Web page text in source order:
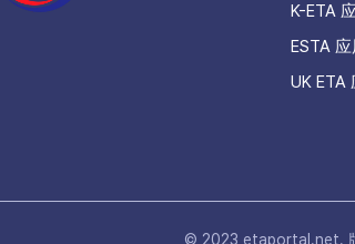
K-ETA
ESTA 应
UK ETA
© 2023 etaportal.net.